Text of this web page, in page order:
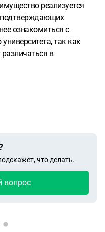
реализуется
подтверждающих
ознакомиться с
так как
в
что делать.
вопрос